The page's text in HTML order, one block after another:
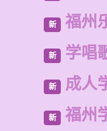
新 福州
新 学唱
新 成人
新 福州